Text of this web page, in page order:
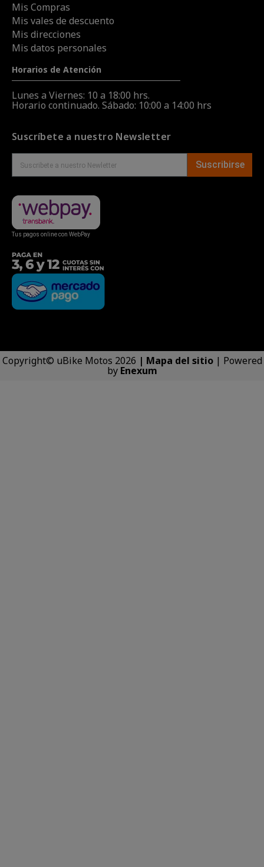
Mis Compras
Mis vales de descuento
Mis direcciones
Mis datos personales
Horarios de Atención
Lunes a Viernes: 10 a 18:00 hrs.
Horario continuado. Sábado: 10:00 a 14:00 hrs
Suscríbete a nuestro Newsletter
Suscribirse
Tus pagos online con WebPay
Copyright© uBike Motos 2026 | Mapa del sitio| Powered
by Enexum